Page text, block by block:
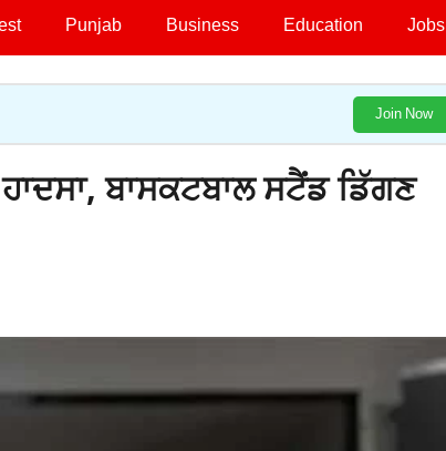
Punjab Business Education Jobs
Join Now
ਬਾਸਕਟਬਾਲ ਸਟੈਂਡ ਡਿੱਗਣ